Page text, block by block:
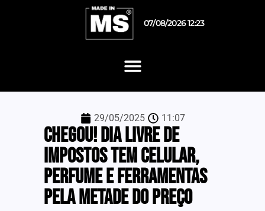
07/08/2026 12:23
29/05/2025 11:07
Chegou! Dia Livre de
Impostos tem celular,
perfume e ferramentas
pela metade do preço